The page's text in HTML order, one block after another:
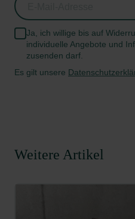
Ja, ich willige bis auf
individuelle Angebote und
zusenden darf.
Es gilt unsere
Weitere Artikel